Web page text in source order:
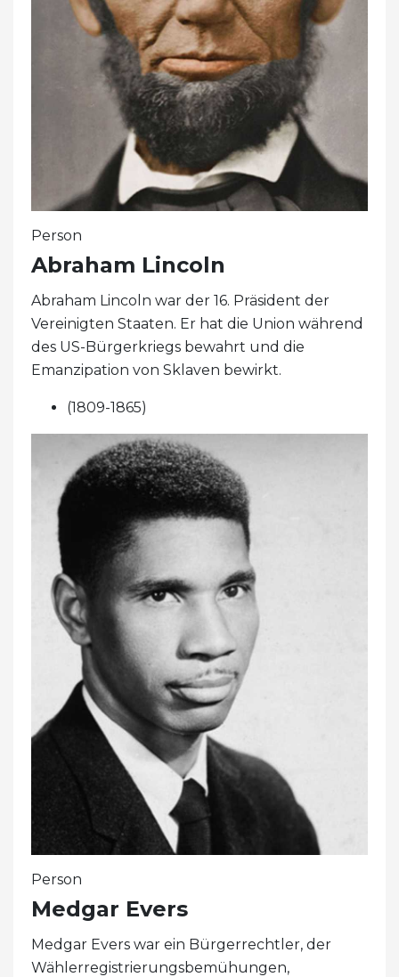
Person
Abraham Lincoln
Abraham Lincoln war der 16. Präsident der
Vereinigten Staaten. Er hat die Union während
des US-Bürgerkriegs bewahrt und die
Emanzipation von Sklaven bewirkt.
(1809-1865)
Person
Medgar Evers
Medgar Evers war ein Bürgerrechtler, der
Wählerregistrierungsbemühungen,